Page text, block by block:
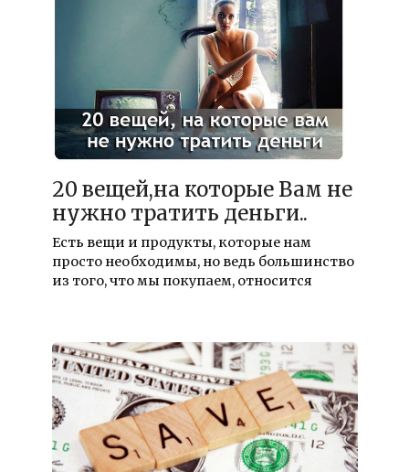
20 вещей,на которые Вам не
нужно тратить деньги..
Есть вещи и продукты, которые нам
просто необходимы, но ведь большинство
из того, что мы покупаем, относится